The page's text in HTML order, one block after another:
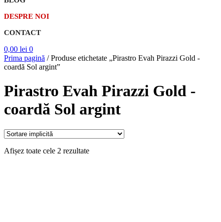
DESPRE NOI
CONTACT
0,00 lei 0
Prima pagină /Produse etichetate „Pirastro Evah Pirazzi Gold -
coardă Sol argint”
Pirastro Evah Pirazzi Gold -
coardă Sol argint
Afișez toate cele 2 rezultate